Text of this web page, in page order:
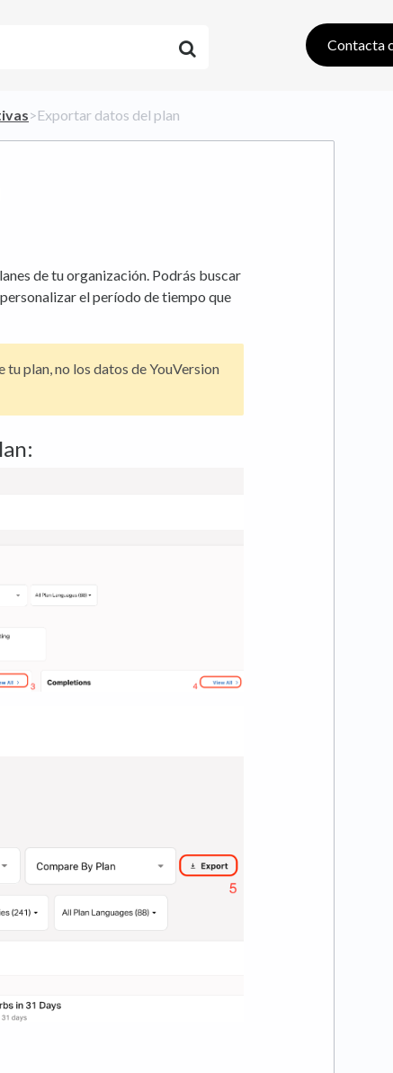
Contacta
​>​ Exportar datos del plan
de tu organización. Podrás buscar
el período de tiempo que
plan, no los datos de YouVersion